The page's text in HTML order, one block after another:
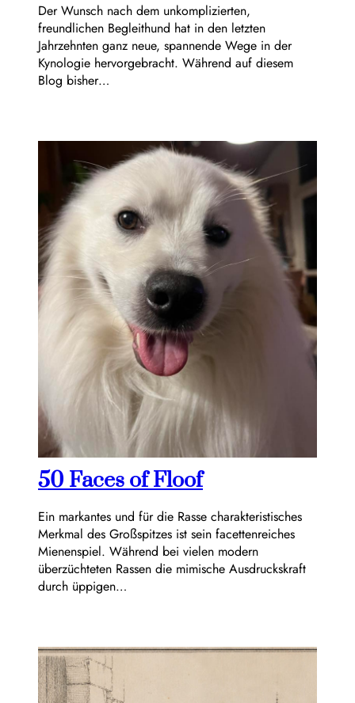
Der Wunsch nach dem unkomplizierten,
freundlichen Begleithund hat in den letzten
Jahrzehnten ganz neue, spannende Wege in der
Kynologie hervorgebracht. Während auf diesem
Blog bisher…
50 Faces of Floof
Ein markantes und für die Rasse charakteristisches
Merkmal des Großspitzes ist sein facettenreiches
Mienenspiel. Während bei vielen modern
überzüchteten Rassen die mimische Ausdruckskraft
durch üppigen…